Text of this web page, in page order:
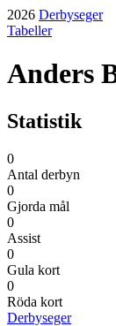
2026 Derbyseger
Tabeller
Anders
Statistik
0
Antal derbyn
0
Gjorda mål
0
Assist
0
Gula kort
0
Röda kort
Derbyseger